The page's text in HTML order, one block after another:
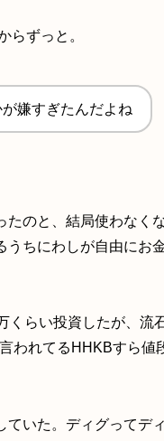
らずっと。
嫌すぎたんだよね
のと、結局使わなく
ちにわしが自由にお
くらい投資したが、流
れてるHHKBすら値
いた。ディグってデ